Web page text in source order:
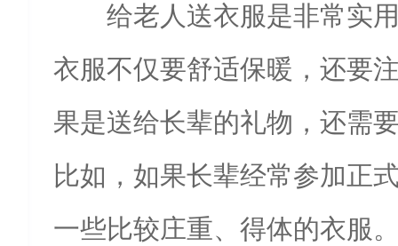
给老人送衣服是非常实
衣服不仅要舒适保暖，还要
果是送给长辈的礼物，还需
比如，如果长辈经常参加正
一些比较庄重、得体的衣服